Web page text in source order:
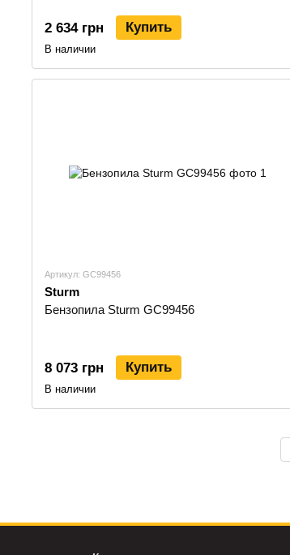
2 634 грн Купить
В наличии
Артикул: GC99456
Sturm
Бензопила Sturm GC99456
8 073 грн Купить
В наличии